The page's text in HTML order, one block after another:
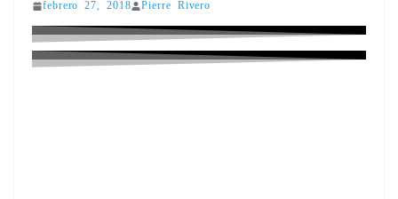
febrero 27, 2018 Pierre Rivero